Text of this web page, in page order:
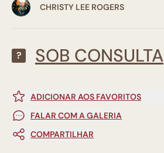
CHRISTY LEE ROGERS
? SOB CONSULTA
ADICIONAR AOS FAVORITOS
FALAR COM A GALERIA
COMPARTILHAR